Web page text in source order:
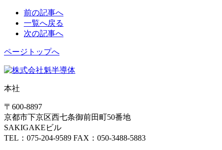
前の記事へ
一覧へ戻る
次の記事へ
ページトップへ
本社
〒600-8897
京都市下京区西七条御前田町50番地
SAKIGAKEビル
TEL：075-204-9589 FAX：050-3488-5883